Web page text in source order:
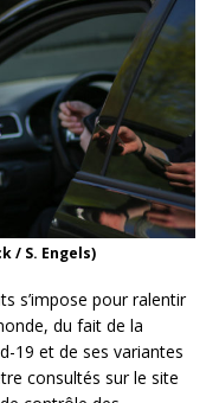
/ S. Engels)
s’impose pour ralentir
du fait de la
19 et de ses variantes
consultés sur le site